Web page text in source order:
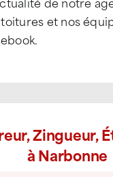
et nos
Zingueur,
à Narbonne